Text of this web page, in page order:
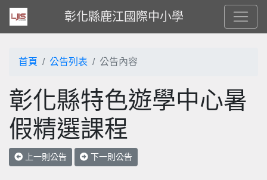
彰化縣鹿江國際中小學
首頁 公告列表 公告內容
彰化縣特色遊學中心暑
假精選課程
上一則公告 下一則公告